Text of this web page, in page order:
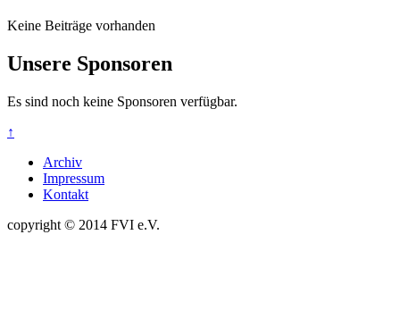
Keine Beiträge vorhanden
Unsere Sponsoren
Es sind noch keine Sponsoren verfügbar.
↑
Archiv
Impressum
Kontakt
copyright © 2014 FVI e.V.